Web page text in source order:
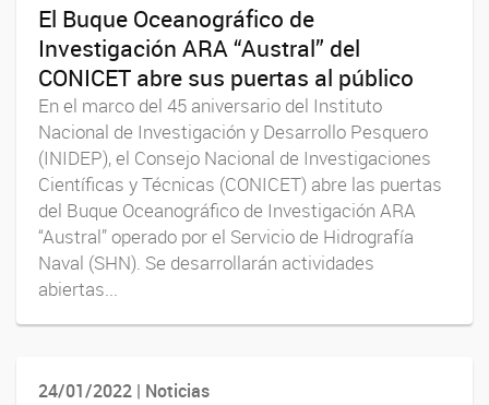
El Buque Oceanográfico de
Investigación ARA “Austral” del
CONICET abre sus puertas al público
En el marco del 45 aniversario del Instituto
Nacional de Investigación y Desarrollo Pesquero
(INIDEP), el Consejo Nacional de Investigaciones
Científicas y Técnicas (CONICET) abre las puertas
del Buque Oceanográfico de Investigación ARA
“Austral” operado por el Servicio de Hidrografía
Naval (SHN). Se desarrollarán actividades
abiertas...
24/01/2022 | Noticias